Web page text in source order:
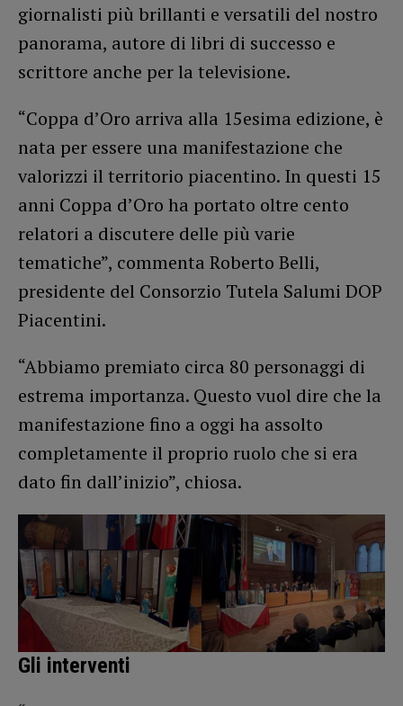
giornalisti più brillanti e versatili del nostro
panorama, autore di libri di successo e
scrittore anche per la televisione.
“Coppa d’Oro arriva alla 15esima edizione, è
nata per essere una manifestazione che
valorizzi il territorio piacentino. In questi 15
anni Coppa d’Oro ha portato oltre cento
relatori a discutere delle più varie
tematiche”, commenta Roberto Belli,
presidente del Consorzio Tutela Salumi DOP
Piacentini.
“Abbiamo premiato circa 80 personaggi di
estrema importanza. Questo vuol dire che la
manifestazione fino a oggi ha assolto
completamente il proprio ruolo che si era
dato fin dall’inizio”, chiosa.
Gli interventi